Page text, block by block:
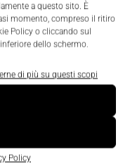
a questo sito. È
momento, compreso il ritiro
Policy o cliccando sul
dello schermo.
di più su questi scopi
Policy